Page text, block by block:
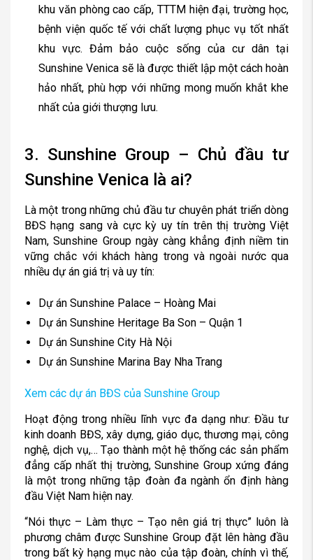
khu văn phòng cao cấp, TTTM hiện đại, trường học,
bệnh viện quốc tế với chất lượng phục vụ tốt nhất
khu vực. Đảm bảo cuộc sống của cư dân tại
Sunshine Venica sẽ là được thiết lập một cách hoàn
hảo nhất, phù hợp với những mong muốn khắt khe
nhất của giới thượng lưu.
3. Sunshine Group – Chủ đầu tư
Sunshine Venica là ai?
Là một trong những chủ đầu tư chuyên phát triển dòng
BĐS hạng sang và cực kỳ uy tín trên thị trường Việt
Nam, Sunshine Group ngày càng khẳng định niềm tin
vững chắc với khách hàng trong và ngoài nước qua
nhiều dự án giá trị và uy tín:
Dự án Sunshine Palace – Hoàng Mai
Dự án Sunshine Heritage Ba Son – Quận 1
Dự án Sunshine City Hà Nội
Dự án Sunshine Marina Bay Nha Trang
Xem các dự án BĐS của Sunshine Group
Hoạt động trong nhiều lĩnh vực đa dạng như: Đầu tư
kinh doanh BĐS, xây dựng, giáo dục, thương mại, công
nghệ, dịch vụ,… Tạo thành một hệ thống các sản phẩm
đẳng cấp nhất thị trường, Sunshine Group xứng đáng
là một trong những tập đoàn đa ngành ổn định hàng
đầu Việt Nam hiện nay.
“Nói thực – Làm thực – Tạo nên giá trị thực” luôn là
phương châm được Sunshine Group đặt lên hàng đầu
trong bất kỳ hạng mục nào của tập đoàn, chính vì thế,